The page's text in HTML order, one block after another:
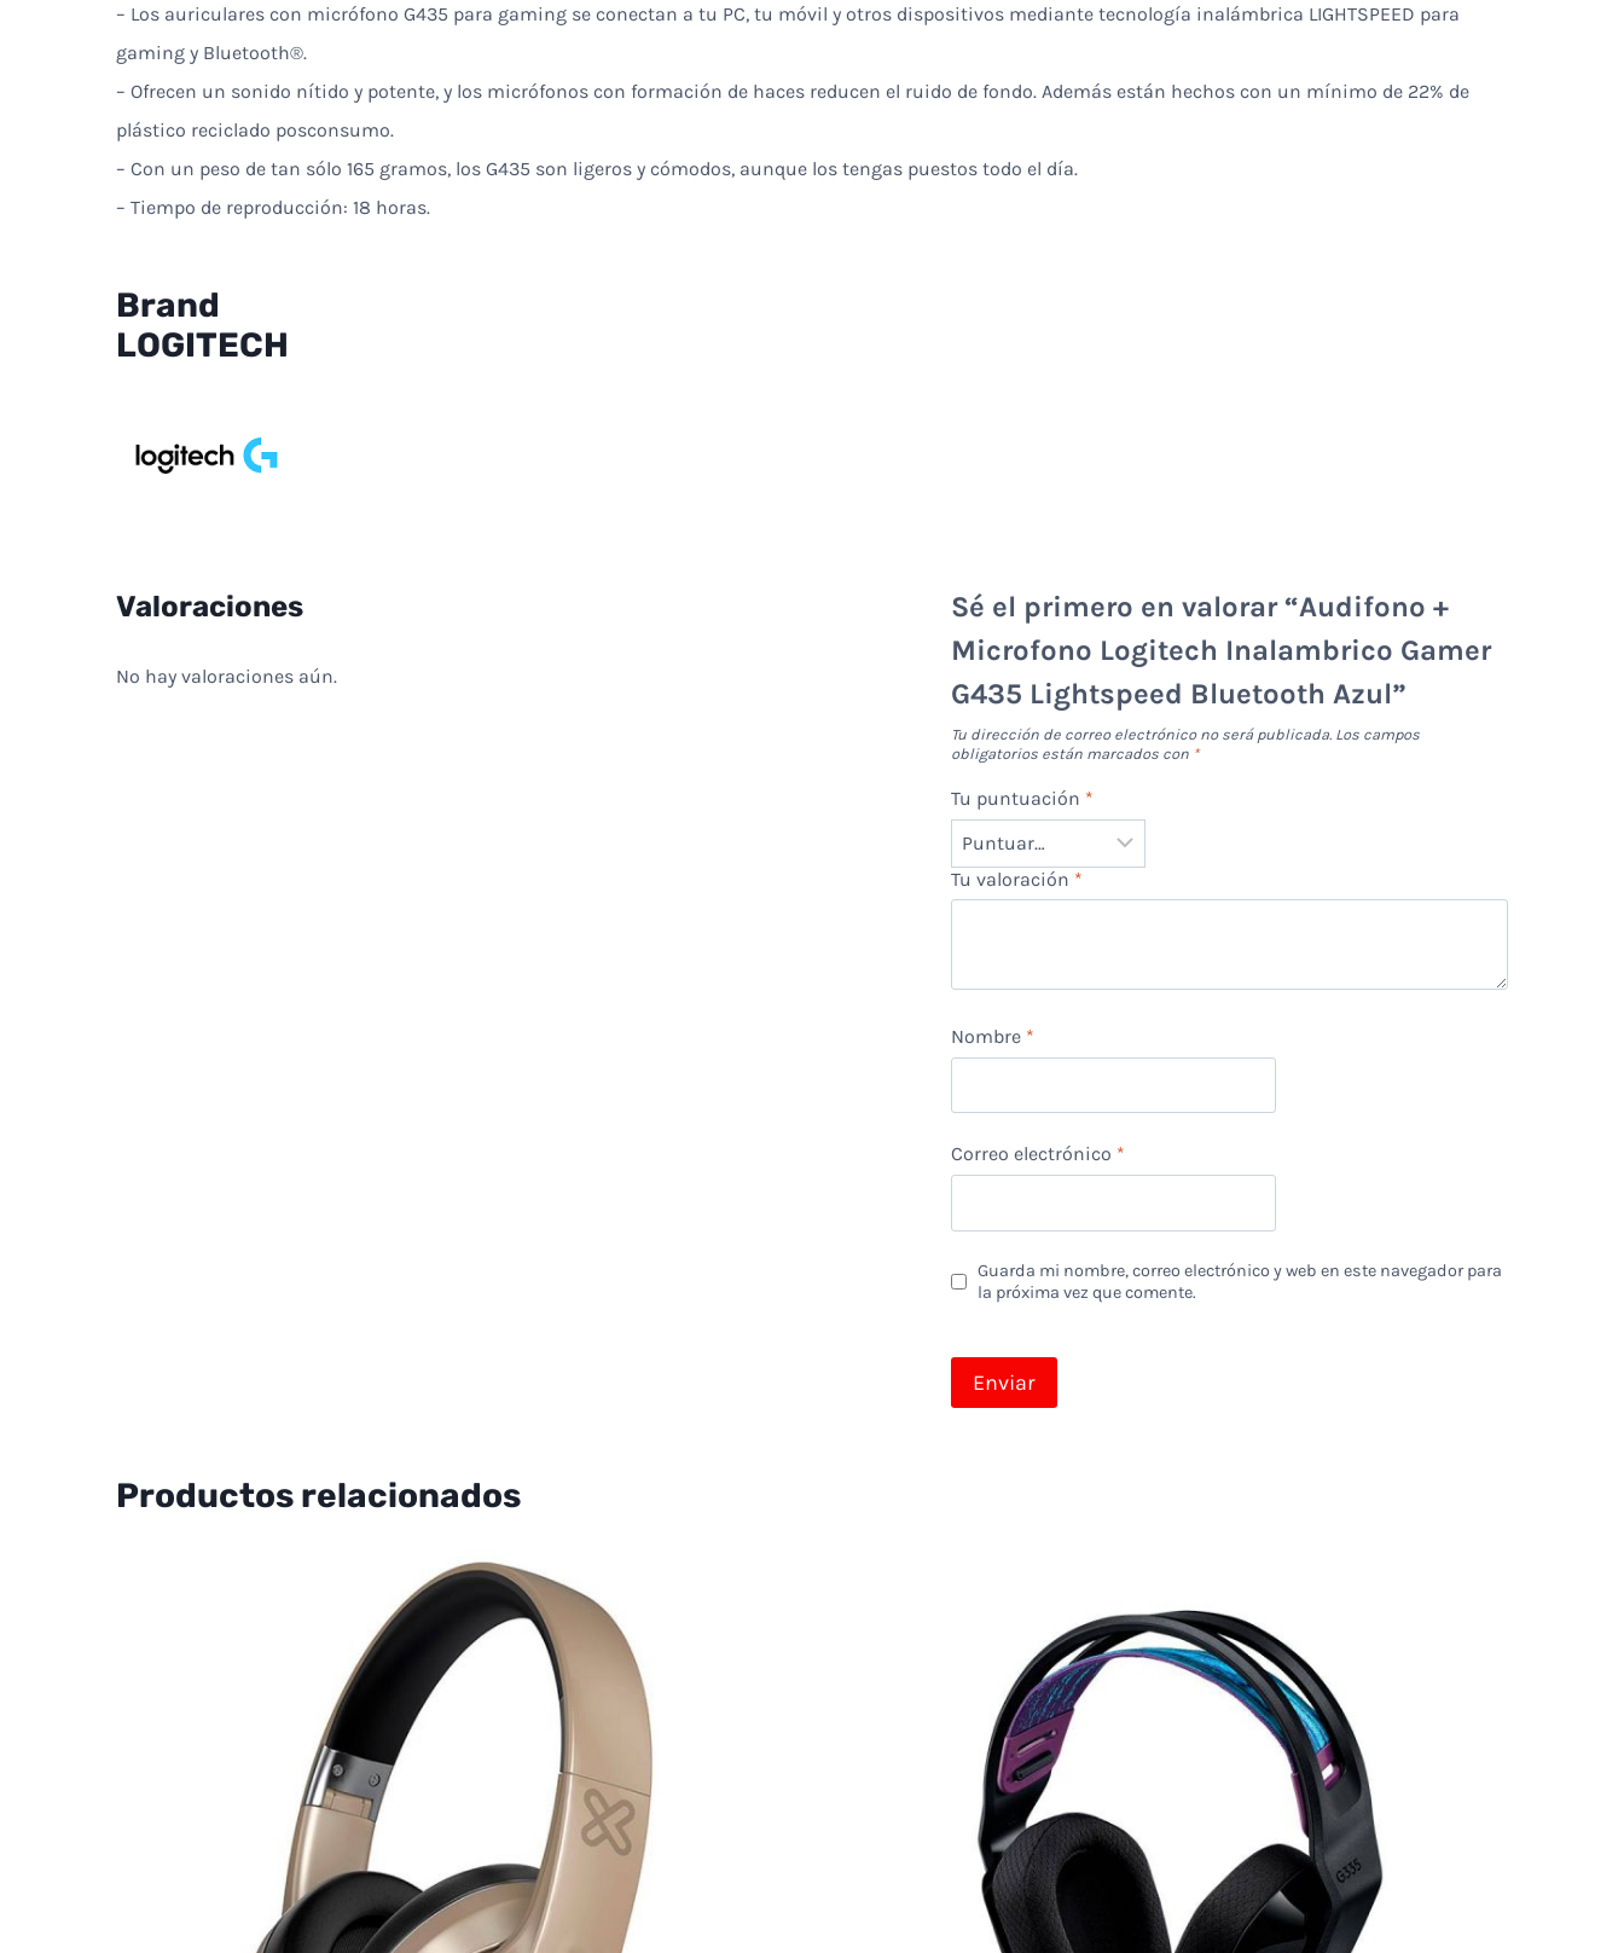
– Los auriculares con micrófono G435 para gaming se conectan a tu PC, tu móvil y otros dispositivos mediante tecnología inalámbrica LIGHTSPEED para
gaming y Bluetooth®.
– Ofrecen un sonido nítido y potente, y los micrófonos con formación de haces reducen el ruido de fondo. Además están hechos con un mínimo de 22% de
plástico reciclado posconsumo.
– Con un peso de tan sólo 165 gramos, los G435 son ligeros y cómodos, aunque los tengas puestos todo el día.
– Tiempo de reproducción: 18 horas.
Brand
LOGITECH
Valoraciones
No hay valoraciones aún.
Sé el primero en valorar “Audifono +
Microfono Logitech Inalambrico Gamer
G435 Lightspeed Bluetooth Azul”
Tu dirección de correo electrónico no será publicada. Los campos
obligatorios están marcados con *
Tu puntuación *
Tu valoración *
Nombre *
Correo electrónico *
Guarda mi nombre, correo electrónico y web en este navegador para
la próxima vez que comente.
Productos relacionados